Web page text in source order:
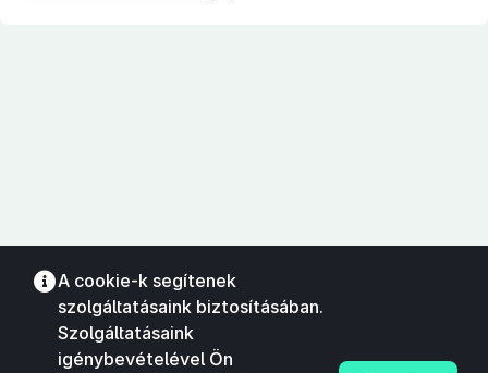
A cookie-k segítenek
szolgáltatásaink biztosításában.
Szolgáltatásaink
igénybevételével Ön